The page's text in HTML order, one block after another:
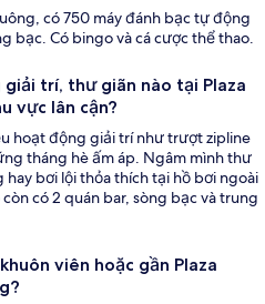
có 750 máy đánh bạc tự động
bạc. Có bingo và cá cược thể thao.
trí, thư giãn nào tại Plaza
vực lân cận?
hoạt động giải trí như trượt zipline
tháng hè ấm áp. Ngâm mình thư
bơi lội thỏa thích tại hồ bơi ngoài
có 2 quán bar, sòng bạc và trung
viên hoặc gần Plaza